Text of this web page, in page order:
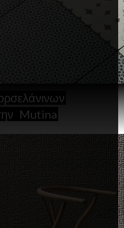
Mutina